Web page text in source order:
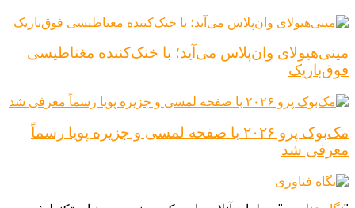
مینی‌هیولای وان‌پلاس می‌آید؛ با خنک‌کننده مغناطیسی
فوق‌باریک
مک‌بوک پرو ۲۰۲۶ با صفحه لمسی و جزیره پویا رسماً
معرفی شد